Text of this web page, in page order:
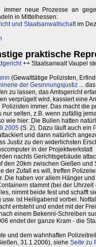
immer neue Prozesse an
in Mittelhessen:
und Staatsanwaltschaftim
praktische
++ Staatsanwalt Vaupel
(Gewalttätige Polizisten,
der Gesinnungsjustiz ...
zu lassen, das Amtsgericht
verprügelt wird, kassiert eine
immer. Das macht die
selten, z.B. wenn zufällig
wie hier: Die Bullen hatten
(S. 2). Dazu läuft auch ein
und dann natürlich
Justiz zu den widerlichsten
in der Projektwerkstatt
nachts Gerichtsgebäude
den 20km zwischen Gießen und
der Zufall es will, treffen
Die haben vor allem Hänger
stammt (bei der
nimmt beide fest und schafft
ist Heiligabend vorbei.
entsteht und endet mit der
einem Bekenni-Schreiben
endet der ganze Kram - die
und dem wahnhaften
31.1.2006), siehe Seite zu